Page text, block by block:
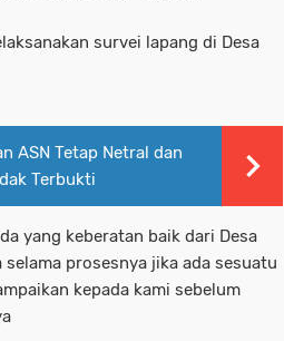
survei lapang di Desa
ASN Tetap Netral dan
Terbukti
yang keberatan baik dari Desa
prosesnya jika ada sesuatu
kepada kami sebelum